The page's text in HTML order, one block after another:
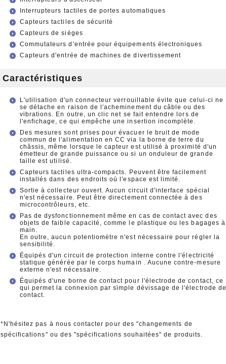
Interrupteurs tactiles de portes automatiques
Capteurs tactiles de sécurité
Capteurs de sièges
Commutateurs d'entrée pour équipements électroniques
Capteurs d'entrée de machines de divertissement
Caractéristiques
L'utilisation d'un connecteur verrouillable évite que celui-ci ne
se détache en raison de l'acheminement du câble ou des
vibrations. En outre, un clic net se fait entendre lors de
l'enfichage, ce qui empêche une insertion incomplète.
Des mesures sont prises pour évacuer le bruit de mode
commun de l'alimentation en CC via la borne de terre du
châssis, même lorsque le capteur est utilisé à proximité d'un
émetteur de grande puissance ou si un onduleur de grande
taille est utilisé.
Capteurs tactiles ultra-compacts. Peuvent être facilement
installés dans des endroits où l'espace est limité.
Sortie à collecteur ouvert. Aucun circuit d'interface spécial
n'est nécessaire. Peut être directement connectée à des
microcontrôleurs, etc.
Pas de dysfonctionnement même en cas de contact avec des
objets de faible capacité, comme le plastique ou les bagages à
main.
En outre, aucun potentiomètre n'est nécessaire pour régler la
sensibilité.
Équipés d'un circuit de protection interne contre l'électricité
statique générée par le corps humain . Aucune contre-mesure
externe n'est nécessaire.
Équipés d'une borne de contact pour l'électrode de contact, ce
qui permet la connexion par simple dévissage de l'électrode de
contact.
*N'hésitez pas à nous contacter pour des "changements de
spécifications" ou des "spécifications souhaitées" de produits.